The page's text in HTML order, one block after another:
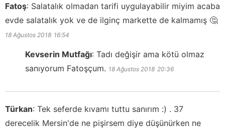
Fatoş: Salatalık olmadan tarifi uygulayabilir miyim acaba
evde salatalık yok ve de ilginç markette de kalmamış 🤔
18 Ağustos 2018 16:54
Kevserin Mutfağı: Tadı değişir ama kötü olmaz
sanıyorum Fatoşçum. 18 Ağustos 2018 20:36
Türkan: Tek seferde kıvamı tuttu sanırım :) . 37
derecelik Mersin'de ne pişirsem diye düşünürken ne